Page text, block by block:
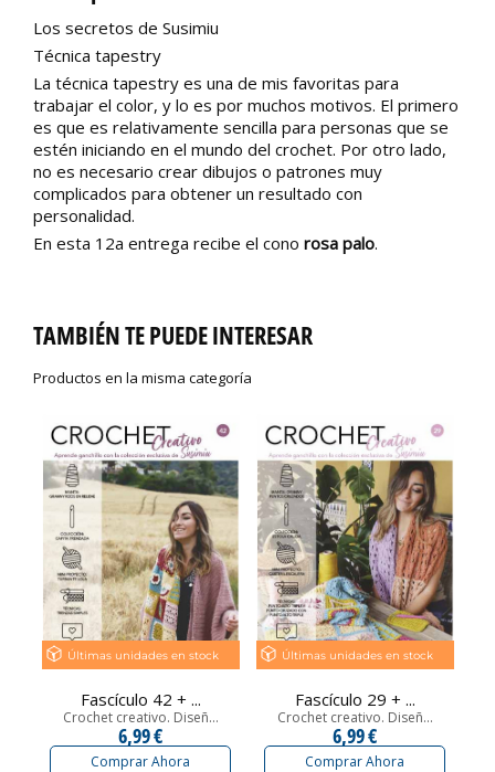
Los secretos de Susimiu
Técnica tapestry
La técnica tapestry es una de mis favoritas para
trabajar el color, y lo es por muchos motivos. El primero
es que es relativamente sencilla para personas que se
estén iniciando en el mundo del crochet. Por otro lado,
no es necesario crear dibujos o patrones muy
complicados para obtener un resultado con
personalidad.
En esta 12a entrega recibe el cono rosa palo.
TAMBIÉN TE PUEDE INTERESAR
Productos en la misma categoría
Últimas unidades en stock
Fascículo 42 + ...
Crochet creativo. Diseñ...
6,99 €
Comprar Ahora
Últimas unidades en stock
Fascículo 29 + ...
Crochet creativo. Diseñ...
6,99 €
Comprar Ahora